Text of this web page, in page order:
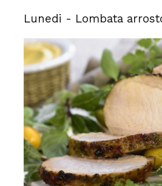
Lunedi - Lombata